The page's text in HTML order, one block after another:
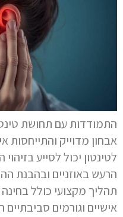
התמודדות עם תחושת
אבחון מדוייק והתייחסות
לטינטון יכול לסייע
הרעש באוזניים ובהבנת
תהליך מקצועי כולל
אישיים וגורמים